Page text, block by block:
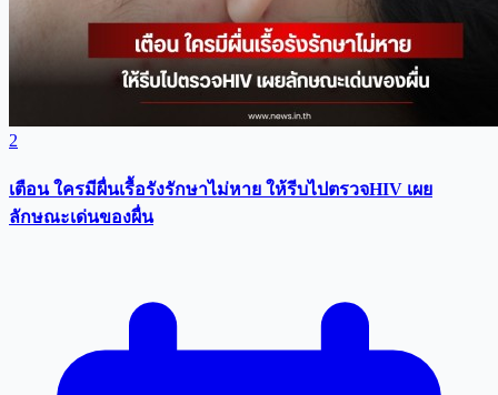
2
เตือน ใครมีผื่นเรื้อรังรักษาไม่หาย ให้รีบไปตรวจHIV เผย
ลักษณะเด่นของผื่น